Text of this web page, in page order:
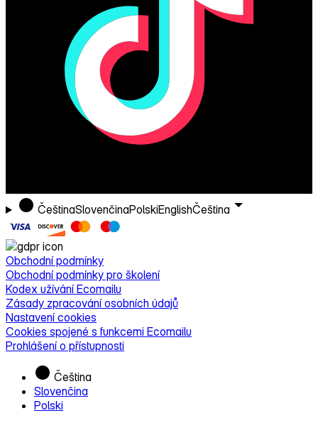
ČeštinaSlovenčinaPolskiEnglishČeština
Obchodní podmínky
Obchodní podmínky pro školení
Kodex užívání Ecomailu
Zásady zpracování osobních údajů
Nastavení cookies
Cookies spojené s funkcemi Ecomailu
Prohlášení o přístupnosti
Čeština
Slovenčina
Polski